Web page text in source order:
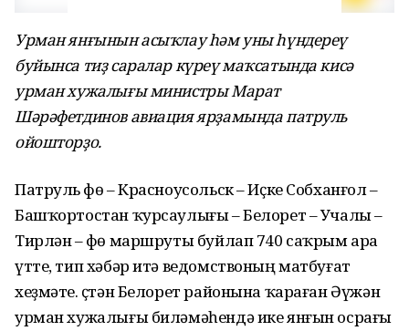
Урман янғынын асыҡлау һәм уны һүндереү
буйынса тиҙ саралар күреү маҡсатында кисә
урман хужалығы министры Марат
Шәрәфетдинов авиация ярҙамында патруль
ойошторҙо.
Патруль Өфө – Красноусольск – Иҫке Собханғол –
Башҡортостан ҡурсаулығы – Белорет – Учалы –
Тирлән – Өфө маршруты буйлап 740 саҡрым ара
үтте, тип хәбәр итә ведомствоның матбуғат
хеҙмәте. Өҫтән Белорет районына ҡараған Әүжән
урман хужалығы биләмәһендә ике янғын осрағы